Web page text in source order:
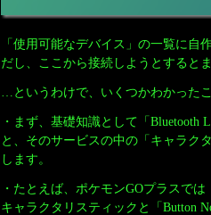
「使用可能なデバイス」の一覧に自
だし、ここから接続しようとすると
…というわけで、いくつかわかった
・まず、基礎知識として「Bluetooth
と、そのサービスの中の「キャラク
します。
・たとえば、ポケモンGOプラスでは
キャラクタリスティックと「Button